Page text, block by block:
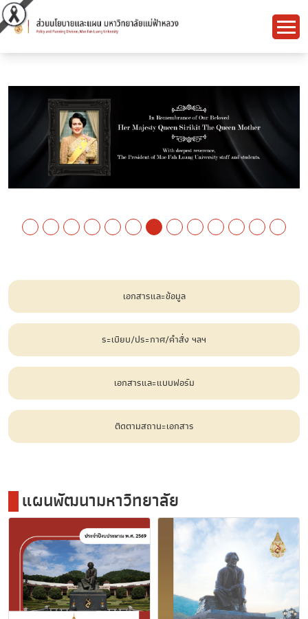
เอกสารและข้อมูล
ระเบียบ/ประกาศ/คำสั่ง ฯลฯ
เอกสารและแบบฟอร์ม
ติดตามสถานะเอกสาร
แผนพัฒนามหาวิทยาลัย